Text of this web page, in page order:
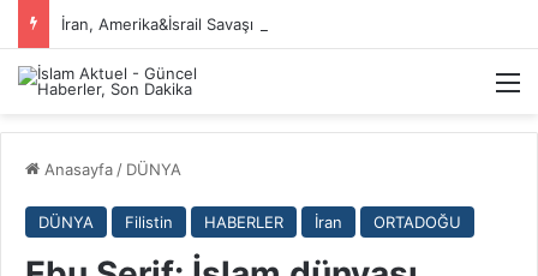
İran, Amerika&İsrail Savaşı Hakkında
Anasayfa / DÜNYA
DÜNYA Filistin HABERLER İran ORTADOĞU